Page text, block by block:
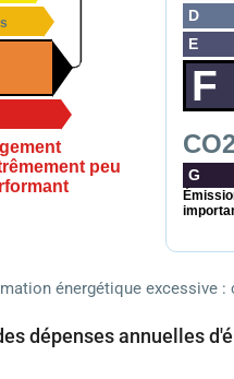
peu
D
E
F
G
énergétique excessive :
dépenses annuelles